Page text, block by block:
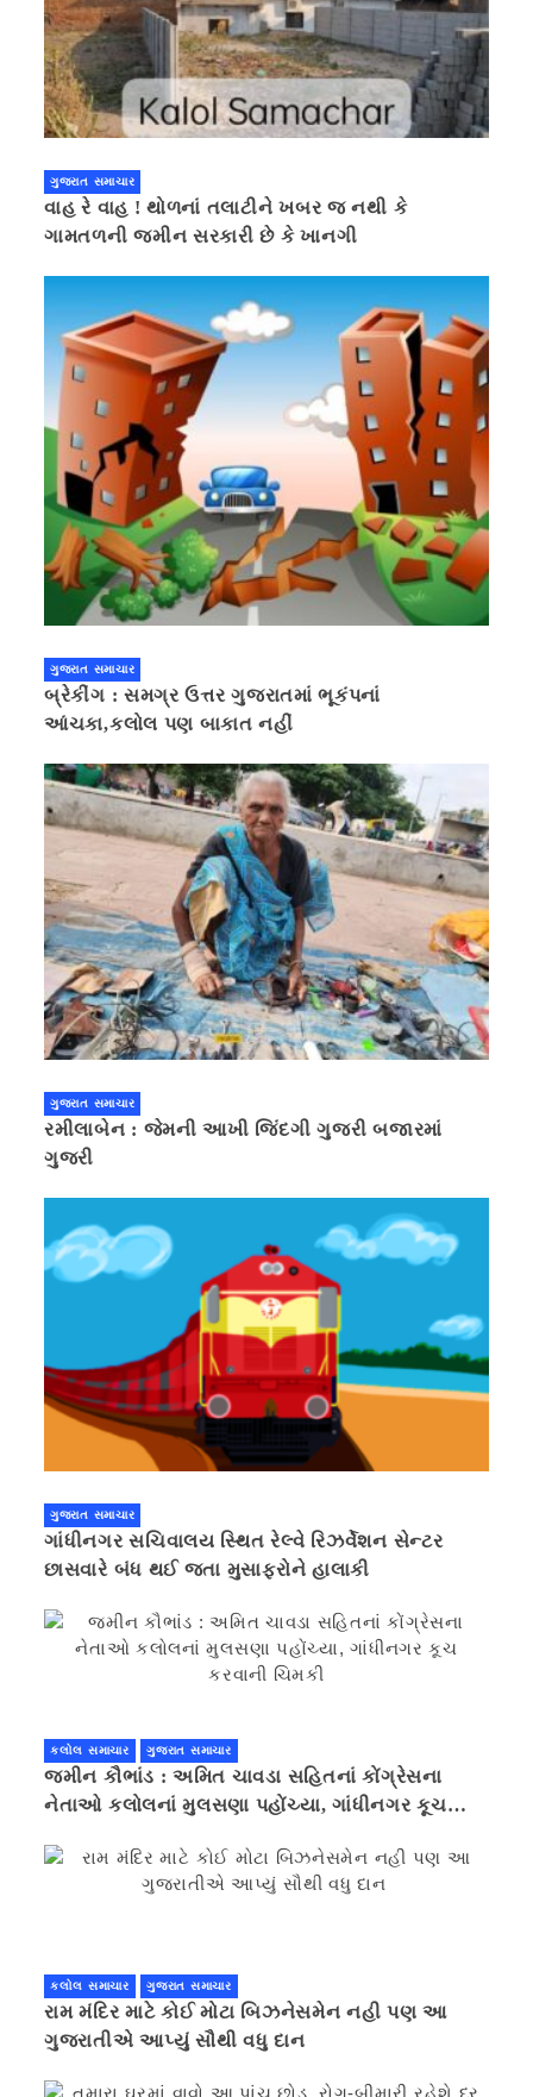
ગુજરાત સમાચાર
વાહ રે વાહ ! થોળનાં તલાટીને ખબર જ નથી કે
ગામતળની જમીન સરકારી છે કે ખાનગી
ગુજરાત સમાચાર
બ્રેકીંગ : સમગ્ર ઉત્તર ગુજરાતમાં ભૂકંપનાં
આંચકા,કલોલ પણ બાકાત નહીં
ગુજરાત સમાચાર
રમીલાબેન : જેમની આખી જિંદગી ગુજરી બજારમાં
ગુજરી
ગુજરાત સમાચાર
ગાંધીનગર સચિવાલય સ્થિત રેલ્વે રિઝર્વેશન સેન્ટર
છાસવારે બંધ થઈ જતા મુસાફરોને હાલાકી
કલોલ સમાચાર ગુજરાત સમાચાર
જમીન કૌભાંડ : અમિત ચાવડા સહિતનાં કોંગ્રેસના
નેતાઓ કલોલનાં મુલસણા પહોંચ્યા, ગાંધીનગર કૂચ
કલોલ સમાચાર ગુજરાત સમાચાર
રામ મંદિર માટે કોઈ મોટા બિઝનેસમેન નહી પણ આ
ગુજરાતીએ આપ્યું સૌથી વધુ દાન